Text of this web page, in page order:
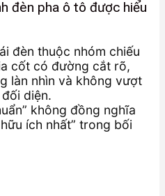
đèn pha ô tô được hiểu
đèn thuộc nhóm chiếu
cốt có đường cắt rõ,
làn nhìn và không vượt
diện.
không đồng nghĩa
ích nhất” trong bối